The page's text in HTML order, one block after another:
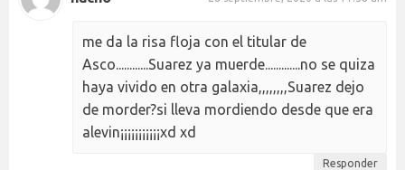
me da la risa floja con el titular de
Asco............Suarez ya muerde.............no se quiza
haya vivido en otra galaxia,,,,,,,,Suarez dejo
de morder?si lleva mordiendo desde que era
alevin¡¡¡¡¡¡¡¡¡¡¡xd xd
Responder